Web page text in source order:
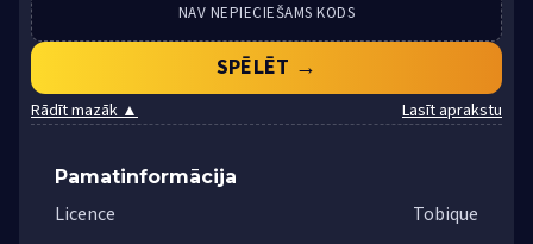
NAV NEPIECIEŠAMS KODS
SPĒLĒT →
Rādīt mazāk ▲ Lasīt aprakstu
Pamatinformācija
Licence
Tobique